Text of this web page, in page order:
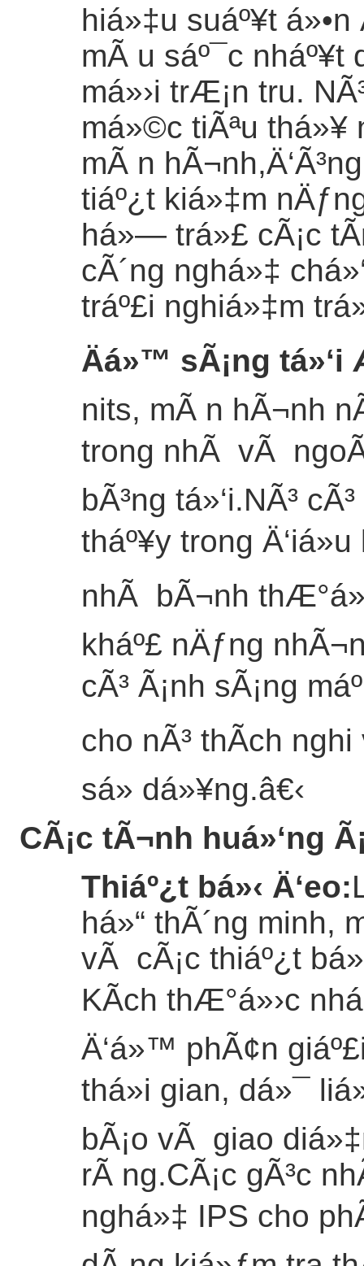
hiá»‡u suáº¥t á»•n
mÃ u sáº¯c nháº¥t
má»›i trÆ¡n tru.
má»©c tiÃªu
mÃ n
tiáº¿t kiá»‡m
há»— trá»£ cÃ¡c
cÃ´ng nghá»‡
tráº£i nghiá»‡m
Äá»™ sÃ¡ng tá»‘i
nits, mÃ n hÃ¬nh
trong nhÃ vÃ ngoÃ
bÃ³ng tá»‘i.NÃ³
tháº¥y trong
nhÃ bÃ¬nh
kháº£ nÄƒng
cÃ³ Ã¡nh sÃ¡ng
cho nÃ³ thÃ­ch nghi
sá»­ dá»¥ng.â€‹
CÃ¡c tÃ¬nh huá»‘ng
Thiáº¿t bá»‹ Ä‘eo:
há»“ thÃ´ng minh,
vÃ cÃ¡c thiáº¿t
KÃ­ch thÆ°á»›c
Ä‘á»™ phÃ¢n
thá»i gian, dá»¯
bÃ¡o vÃ giao
rÃ ng.CÃ¡c gÃ³c
nghá»‡ IPS cho